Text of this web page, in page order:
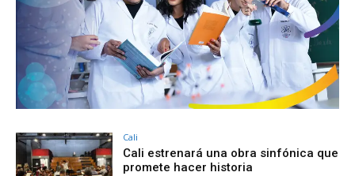
Cali
Cali estrenará una obra sinfónica que
promete hacer historia